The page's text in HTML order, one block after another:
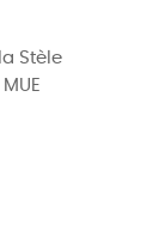
Stèle
MUE